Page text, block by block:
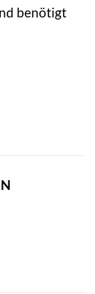
benötigt